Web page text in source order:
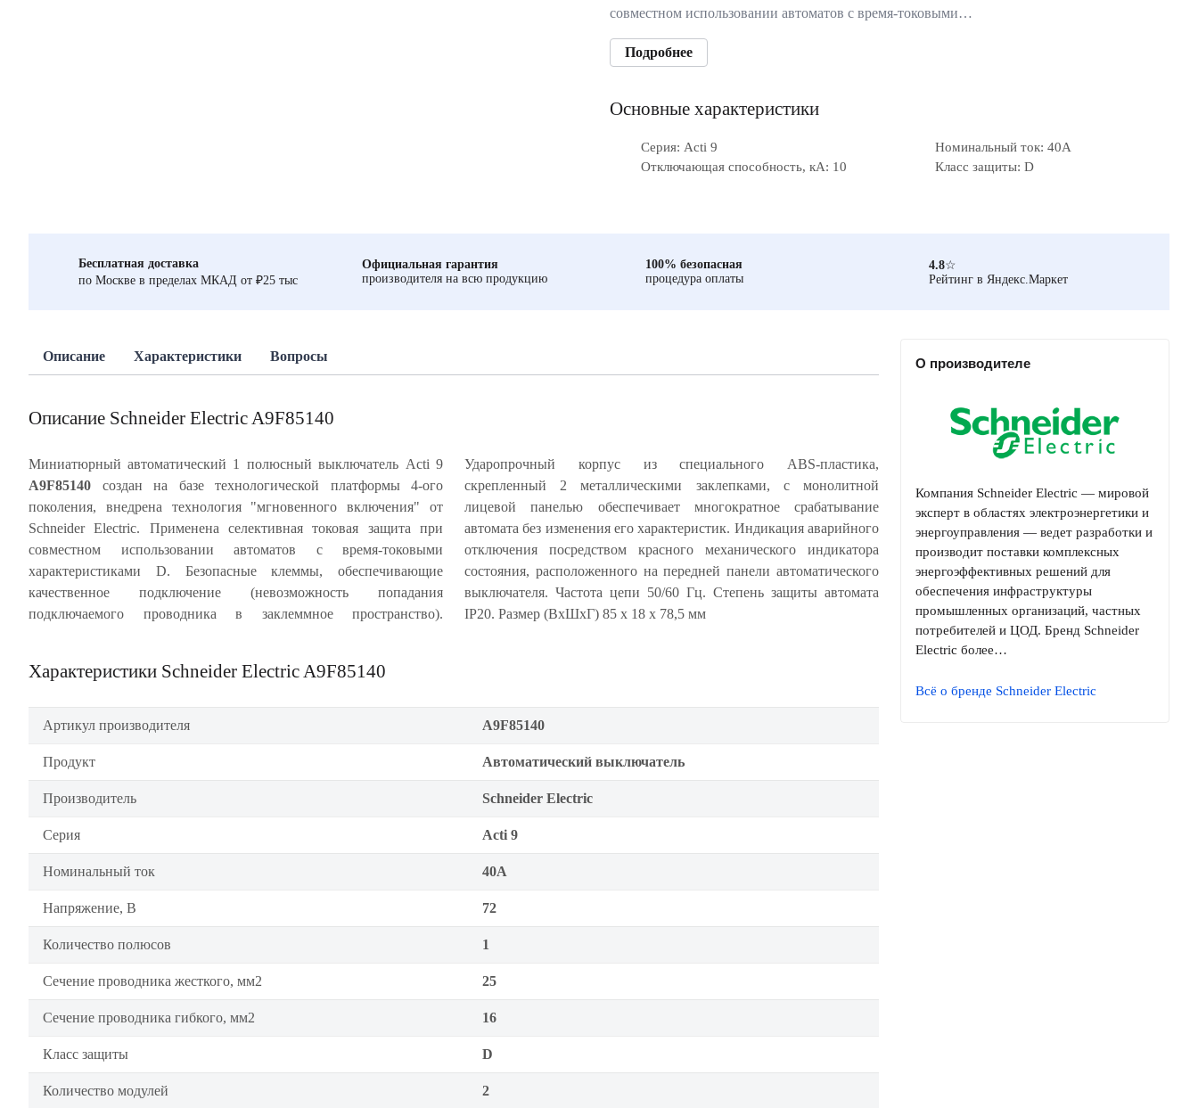
совместном использовании автоматов с время-токовыми…
Подробнее
Основные характеристики
Серия: Acti 9
Номинальный ток: 40А
Отключающая способность, кА: 10
Класс защиты: D
Бесплатная доставка
по Москве в пределах МКАД от ₽25 тыс
Официальная гарантия
производителя на всю продукцию
100% безопасная
процедура оплаты
4.8☆
Рейтинг в Яндекс.Маркет
Описание Характеристики Вопросы
Описание Schneider Electric A9F85140
Миниатюрный автоматический 1 полюсный выключатель Acti 9
A9F85140 создан на базе технологической платформы 4-ого
поколения, внедрена технология "мгновенного включения" от
Schneider Electric. Применена селективная токовая защита при
совместном использовании автоматов с время-токовыми
характеристиками D. Безопасные клеммы, обеспечивающие
качественное подключение (невозможность попадания
подключаемого проводника в заклеммное пространство).
Ударопрочный корпус из специального ABS-пластика,
скрепленный 2 металлическими заклепками, с монолитной
лицевой панелью обеспечивает многократное срабатывание
автомата без изменения его характеристик. Индикация аварийного
отключения посредством красного механического индикатора
состояния, расположенного на передней панели автоматического
выключателя. Частота цепи 50/60 Гц. Степень защиты автомата
IP20. Размер (ВхШхГ) 85 х 18 х 78,5 мм
Характеристики Schneider Electric A9F85140
Артикул производителя A9F85140
Продукт Автоматический выключатель
Производитель Schneider Electric
Серия Acti 9
Номинальный ток 40А
Напряжение, В 72
Количество полюсов 1
Сечение проводника жесткого, мм2 25
Сечение проводника гибкого, мм2 16
Класс защиты D
Количество модулей 2
О производителе
Компания Schneider Electric — мировой
эксперт в областях электроэнергетики и
энергоуправления — ведет разработки и
производит поставки комплексных
энергоэффективных решений для
обеспечения инфраструктуры
промышленных организаций, частных
потребителей и ЦОД. Бренд Schneider
Electric более…
Всё о бренде Schneider Electric